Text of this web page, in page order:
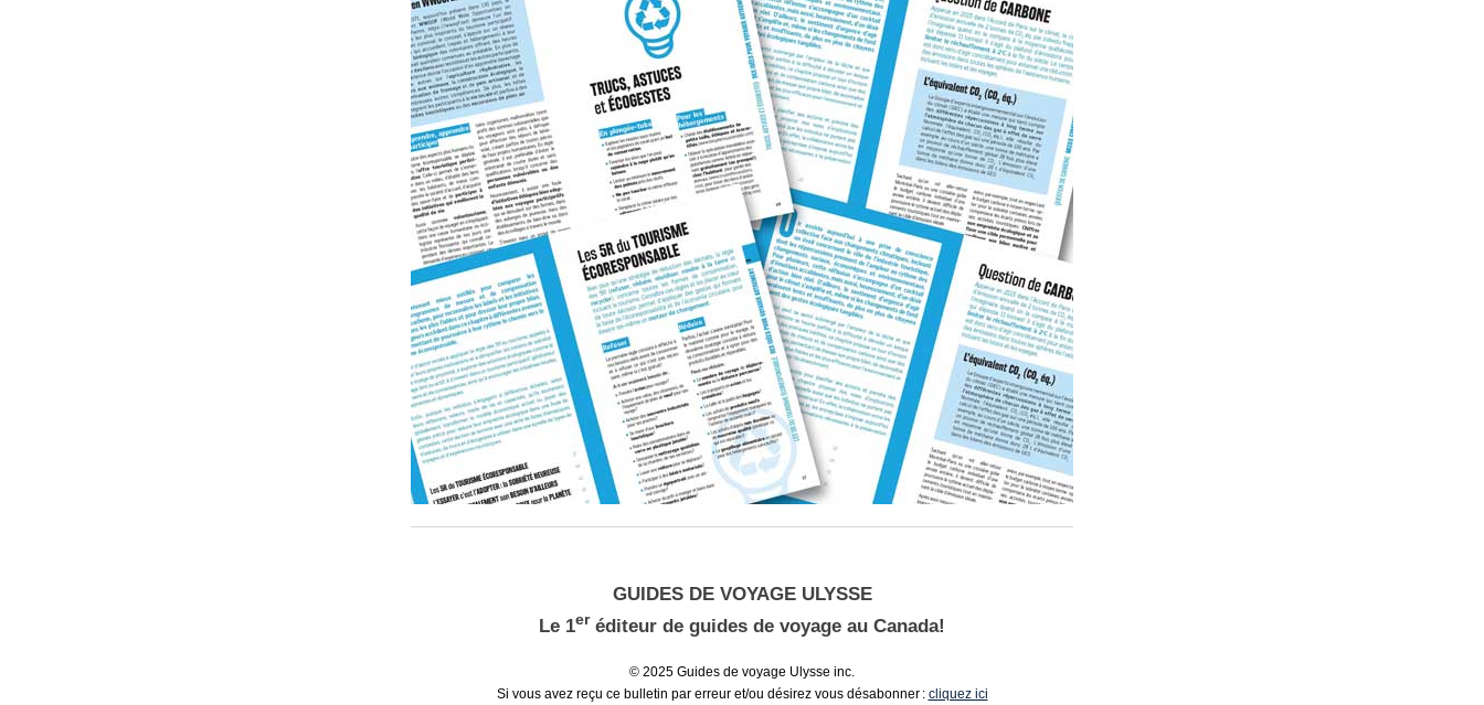
GUIDES DE VOYAGE ULYSSE
Le 1eréditeur de guides de voyage au Canada!
© 2025 Guides de voyage Ulysse inc.
Si vous avez reçu ce bulletin par erreur et/ou désirez vous désabonner : cliquez ici